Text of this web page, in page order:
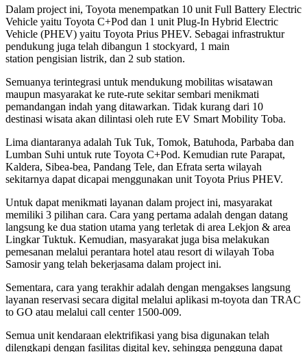
Dalam project ini, Toyota menempatkan 10 unit Full Battery Electric
Vehicle yaitu Toyota C+Pod dan 1 unit Plug-In Hybrid Electric
Vehicle (PHEV) yaitu Toyota Prius PHEV. Sebagai infrastruktur
pendukung juga telah dibangun 1 stockyard, 1 main
station pengisian listrik, dan 2 sub station.
Semuanya terintegrasi untuk mendukung mobilitas wisatawan
maupun masyarakat ke rute-rute sekitar sembari menikmati
pemandangan indah yang ditawarkan. Tidak kurang dari 10
destinasi wisata akan dilintasi oleh rute EV Smart Mobility Toba.
Lima diantaranya adalah Tuk Tuk, Tomok, Batuhoda, Parbaba dan
Lumban Suhi untuk rute Toyota C+Pod. Kemudian rute Parapat,
Kaldera, Sibea-bea, Pandang Tele, dan Efrata serta wilayah
sekitarnya dapat dicapai menggunakan unit Toyota Prius PHEV.
Untuk dapat menikmati layanan dalam project ini, masyarakat
memiliki 3 pilihan cara. Cara yang pertama adalah dengan datang
langsung ke dua station utama yang terletak di area Lekjon & area
Lingkar Tuktuk. Kemudian, masyarakat juga bisa melakukan
pemesanan melalui perantara hotel atau resort di wilayah Toba
Samosir yang telah bekerjasama dalam project ini.
Sementara, cara yang terakhir adalah dengan mengakses langsung
layanan reservasi secara digital melalui aplikasi m-toyota dan TRAC
to GO atau melalui call center 1500-009.
Semua unit kendaraan elektrifikasi yang bisa digunakan telah
dilengkapi dengan fasilitas digital key, sehingga pengguna dapat